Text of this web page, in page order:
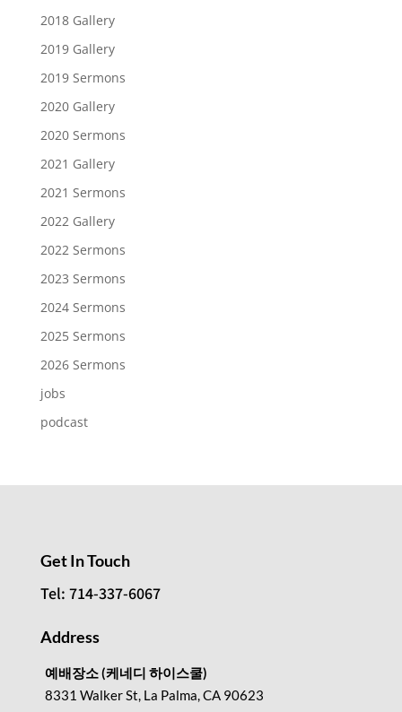
2018 Gallery
2019 Gallery
2019 Sermons
2020 Gallery
2020 Sermons
2021 Gallery
2021 Sermons
2022 Gallery
2022 Sermons
2023 Sermons
2024 Sermons
2025 Sermons
2026 Sermons
jobs
podcast
Get In Touch
Tel: 714-337-6067
Address
예배장소 (케네디 하이스쿨)
8331 Walker St, La Palma, CA 90623